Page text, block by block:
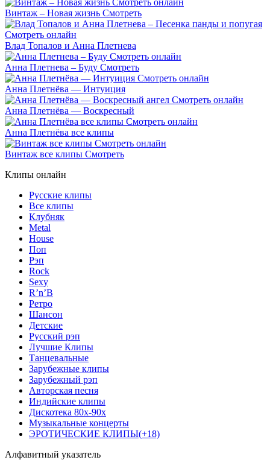
Винтаж – Новая жизнь Смотреть
Влад Топалов и Анна Плетнева
Анна Плетнева – Буду Смотреть
Анна Плетнёва — Интуиция
Анна Плетнёва — Воскресный
Анна Плетнёва все клипы
Винтаж все клипы Смотреть
Клипы онлайн
Русские клипы
Все клипы
Клубняк
Metal
House
Поп
Рэп
Rock
Sexy
R’n’B
Ретро
Шансон
Детские
Русский рэп
Лучшие Клипы
Танцевальные
Зарубежные клипы
Зарубежный рэп
Авторская песня
Индийские клипы
Дискотека 80х-90х
Музыкальные концерты
ЭРОТИЧЕСКИЕ КЛИПЫ(+18)
Алфавитный указатель